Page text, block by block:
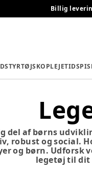
Billig
TØJSKOPLEJETID
del af børns
robust og social.
og børn. Udforsk
legetøj til dit